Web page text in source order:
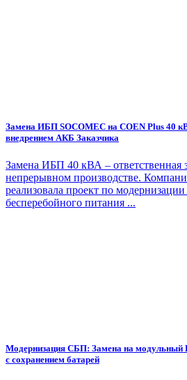
Замена ИБП SOCOMEC на COEN Plus 40
внедрением АКБ Заказчика
Замена ИБП 40 кВА – ответственная
непрерывном производстве.
реализовала проект по
бесперебойного питания ...
Модернизация СБП: Замена на
с сохранением батарей